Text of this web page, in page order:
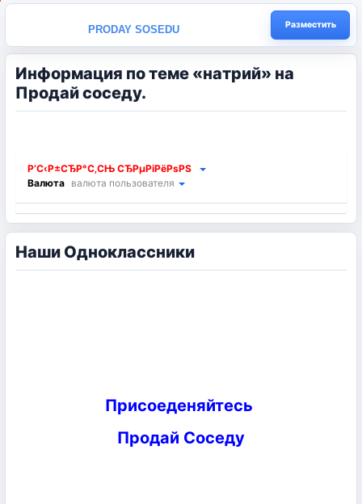
PRODAY SOSEDU Разместить
Информация по теме «натрий» на
Продай соседу.
Р’С‹Р±СЂР°С‚СЊ СЂРµРіРёРѕРЅ
Валюта валюта пользователя
Наши Одноклассники
Присоеденяйтесь
Продай Соседу